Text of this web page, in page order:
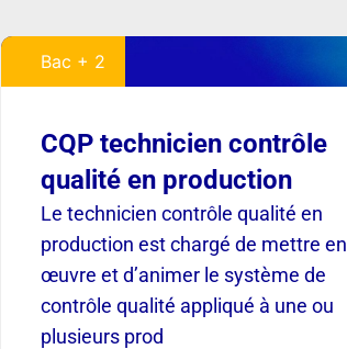
Bac + 2
CQP technicien contrôle
qualité en production
Le technicien contrôle qualité en
production est chargé de mettre en
œuvre et d’animer le système de
contrôle qualité appliqué à une ou
plusieurs prod